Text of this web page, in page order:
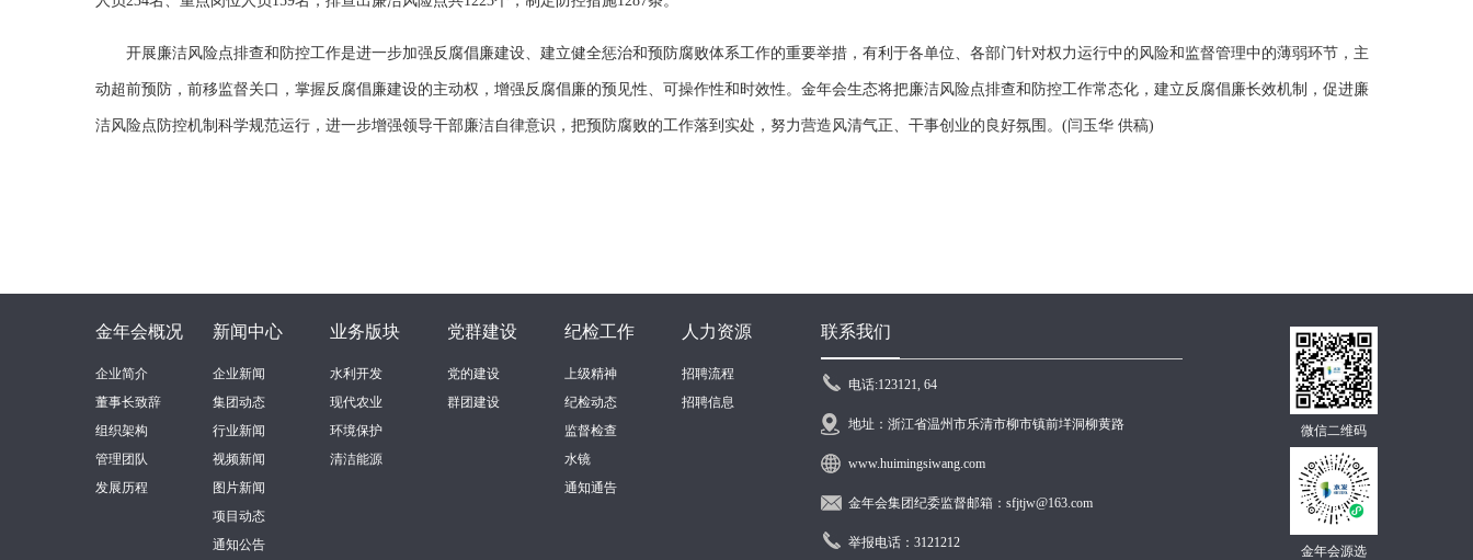
开展廉洁风险点排查和防控工作是进一步加强反腐倡廉建设、建立健全惩治和预防腐败体系工作的重要举措，有利于各单位、各部门针对权力运行中的风险和监督管理中的薄弱环节，主
动超前预防，前移监督关口，掌握反腐倡廉建设的主动权，增强反腐倡廉的预见性、可操作性和时效性。金年会生态将把廉洁风险点排查和防控工作常态化，建立反腐倡廉长效机制，促进廉
洁风险点防控机制科学规范运行，进一步增强领导干部廉洁自律意识，把预防腐败的工作落到实处，努力营造风清气正、干事创业的良好氛围。(闫玉华 供稿)
金年会概况
企业简介
董事长致辞
组织架构
管理团队
发展历程
新闻中心
企业新闻
集团动态
行业新闻
视频新闻
图片新闻
项目动态
通知公告
业务版块
水利开发
现代农业
环境保护
清洁能源
党群建设
党的建设
群团建设
纪检工作
上级精神
纪检动态
监督检查
水镜
通知通告
人力资源
招聘流程
招聘信息
联系我们
电话:123121, 64
地址：浙江省温州市乐清市柳市镇前垟洞柳黄路
www.huimingsiwang.com
金年会集团纪委监督邮箱：sfjtjw@163.com
举报电话：3121212
微信二维码
金年会源选